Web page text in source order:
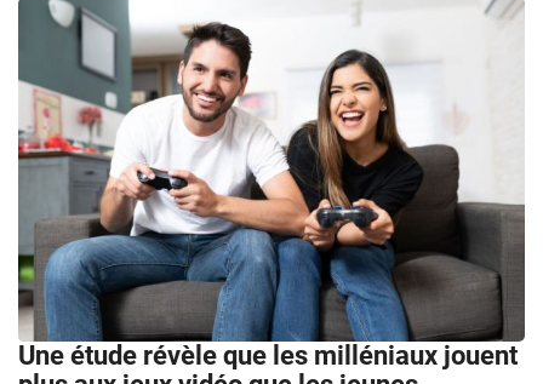
Une étude révèle que les milléniaux jouent